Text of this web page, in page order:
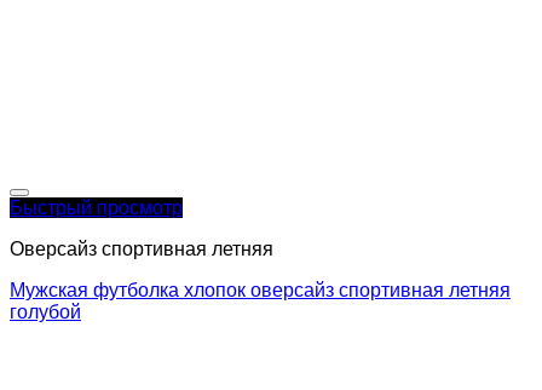
Быстрый просмотр
Оверсайз спортивная летняя
Мужская футболка хлопок оверсайз спортивная летняя
голубой